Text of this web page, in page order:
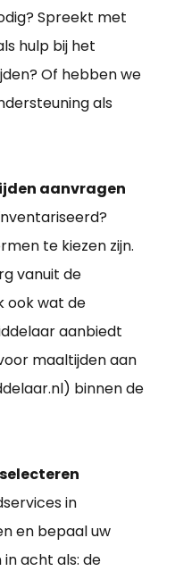
Spreekt met
hulp bij het
Of hebben we
als
aanvragen
te kiezen zijn.
vanuit de
ook wat de
aanbiedt
maaltijden aan
binnen de
in
en bepaal uw
acht als: de